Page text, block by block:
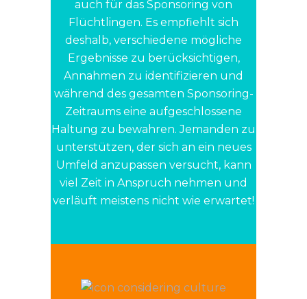
auch für das Sponsoring von
Flüchtlingen. Es empfiehlt sich
deshalb, verschiedene mögliche
Ergebnisse zu berücksichtigen,
Annahmen zu identifizieren und
während des gesamten Sponsoring-
Zeitraums eine aufgeschlossene
Haltung zu bewahren. Jemanden zu
unterstützen, der sich an ein neues
Umfeld anzupassen versucht, kann
viel Zeit in Anspruch nehmen und
verläuft meistens nicht wie erwartet!